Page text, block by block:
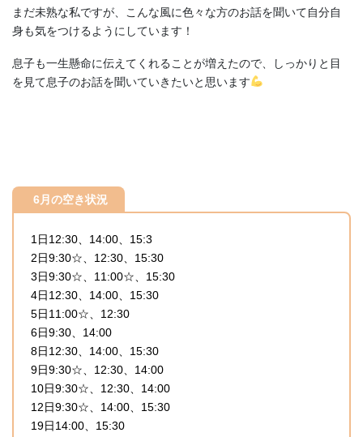
まだ未熟な私ですが、こんな風に色々な方のお話を聞いて自分自
身も気をつけるようにしています！
息子も一生懸命に伝えてくれることが増えたので、しっかりと目
を見て息子のお話を聞いていきたいと思います
6月の空き状況
1日12:30、14:00、15:3
2日9:30☆、12:30、15:30
3日9:30☆、11:00☆、15:30
4日12:30、14:00、15:30
5日11:00☆、12:30
6日9:30、14:00
8日12:30、14:00、15:30
9日9:30☆、12:30、14:00
10日9:30☆、12:30、14:00
12日9:30☆、14:00、15:30
19日14:00、15:30